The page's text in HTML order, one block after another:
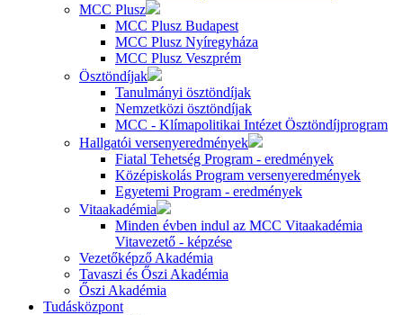
MCC Plusz
MCC Plusz Budapest
MCC Plusz Nyíregyháza
MCC Plusz Veszprém
Ösztöndíjak
Tanulmányi ösztöndíjak
Nemzetközi ösztöndíjak
MCC - Klímapolitikai Intézet Ösztöndíjprogram
Hallgatói versenyeredmények
Fiatal Tehetség Program - eredmények
Középiskolás Program versenyeredmények
Egyetemi Program - eredmények
Vitaakadémia
Minden évben indul az MCC Vitaakadémia
Vitavezető - képzése
Vezetőképző Akadémia
Tavaszi és Őszi Akadémia
Őszi Akadémia
Tudásközpont